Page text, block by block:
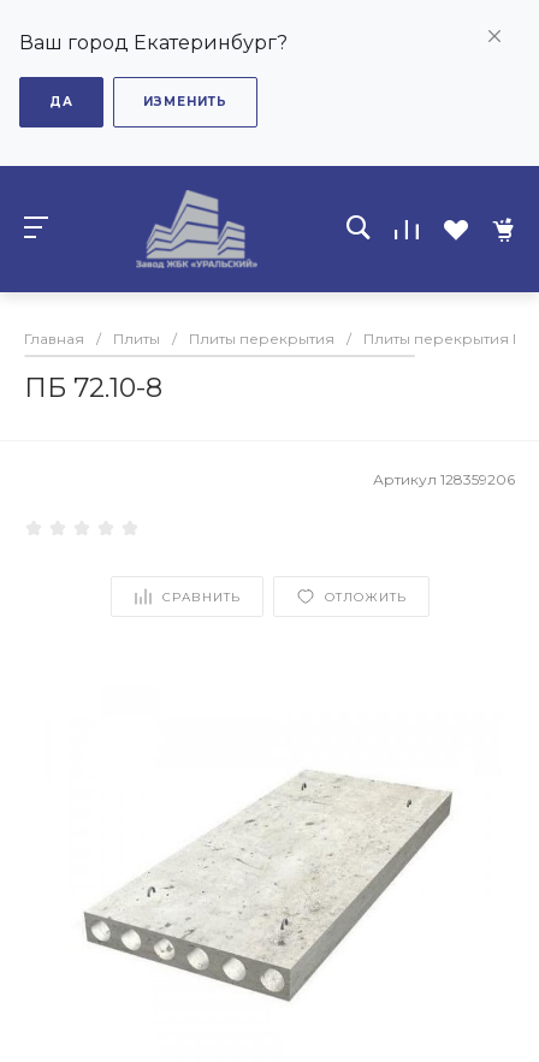
Ваш город Екатеринбург?
ДА ИЗМЕНИТЬ
Главная / Плиты / Плиты перекрытия / Плиты перекрытия ПБ
ПБ 72.10-8
Артикул 128359206
СРАВНИТЬ ОТЛОЖИТЬ